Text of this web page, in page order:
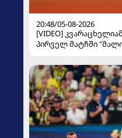
20:48/05-08-2026
[VIDEO]
პირველ მატჩში